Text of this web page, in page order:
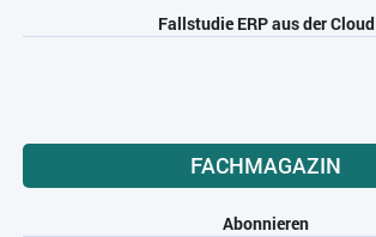
Fallstudie ERP aus der Cloud
FACHMAGAZIN
Abonnieren